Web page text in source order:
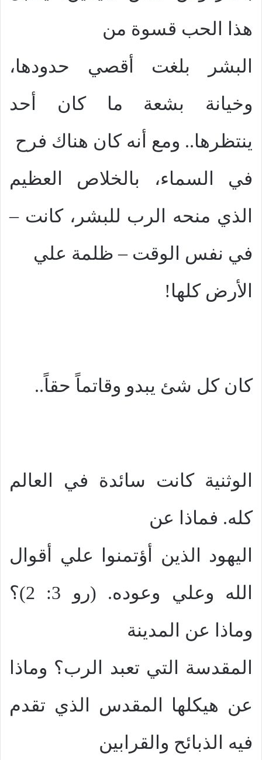
هذا الحب قسوة من
البشر بلغت أقصي حدودها،
وخيانة بشعة ما كان أحد
ينتظرها.. ومع أنه كان هناك فرح
في السماء، بالخلاص العظيم
الذي منحه الرب للبشر، كانت –
في نفس الوقت – ظلمة علي
الأرض كلها!
كان كل شئ يبدو وقاتماً حقاً..
الوثنية كانت سائدة في العالم
كله. فماذا عن
اليهود الذين أؤتمنوا علي أقوال
الله وعلي وعوده. (رو 3: 2)؟
وماذا عن المدينة
المقدسة التي تعبد الرب؟ وماذا
عن هيكلها المقدس الذي تقدم
فيه الذبائح والقرابين